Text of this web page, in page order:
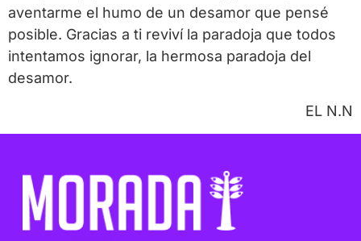
aventarme el humo de un desamor que pensé
posible. Gracias a ti reviví la paradoja que todos
intentamos ignorar, la hermosa paradoja del
desamor.
EL N.N